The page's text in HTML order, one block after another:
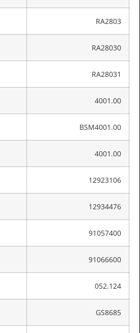
RA2803
RA28030
RA28031
4001.00
BSM4001.00
4001.00
12923106
12934476
91057400
91066600
052.124
GS8685